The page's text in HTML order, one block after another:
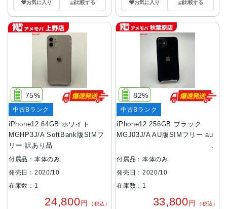
お気に入り 比較する お気に入り 比較する
iPhone12 64GB ホワイト
MGHP3J/A SoftBank版SIMフ
リー 訳あり品
75%
中古Bランク
付属品：本体のみ
発売日：2020/10
在庫数：1
24,800円 （税込）
iPhone12 256GB ブラック
MGJ03J/A AU版SIMフリー au
82%
中古Bランク
付属品：本体のみ
発売日：2020/10
在庫数：1
33,800円 （税込）